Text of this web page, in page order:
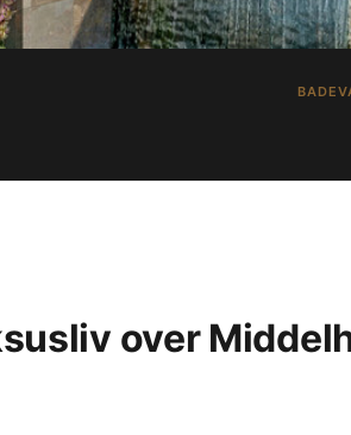
over